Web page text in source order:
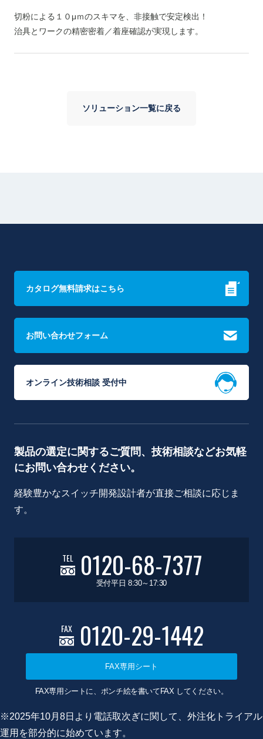
切粉による１０μｍのスキマを、非接触で安定検出！
治具とワークの精密密着／着座確認が実現します。
ソリューション一覧に戻る
カタログ無料請求はこちら
お問い合わせフォーム
オンライン技術相談 受付中
製品の選定に関するご質問、技術相談などお気軽
にお問い合わせください。
経験豊かなスイッチ開発設計者が直接ご相談に応じま
す。
TEL 0120-68-7377
受付平日 8:30～17:30
FAX 0120-29-1442
FAX専用シート
FAX専用シートに、ポンチ絵を書いてFAX してください。
※2025年10月8日より電話取次ぎに関して、外注化トライアル
運用を部分的に始めています。